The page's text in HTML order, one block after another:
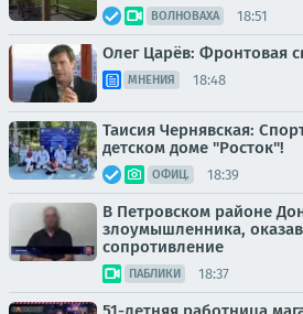
ВОЛНОВАХА 18:51
Олег Царёв: Фронтовая
МНЕНИЯ 18:48
Таисия Чернявская:
детском доме "Росток"!
ОФИЦ. 18:39
В Петровском районе
злоумышленника,
сопротивление
ПАБЛИКИ 18:37